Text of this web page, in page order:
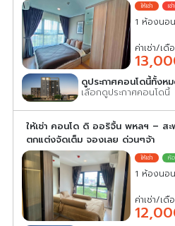
1 ห้องนอ
ค่าเช่า/เดื
ดูประกาศคอนโดนี้ทั้งห
เลือกดูประกาศคอนโดนี้
ให้เช่า คอนโด ดิ ออริจิ้น พหลฯ – ส
ตกแต่งจัดเต็ม จองเลย ด่วนๆจ้า
1 ห้องนอ
ค่าเช่า/เดื